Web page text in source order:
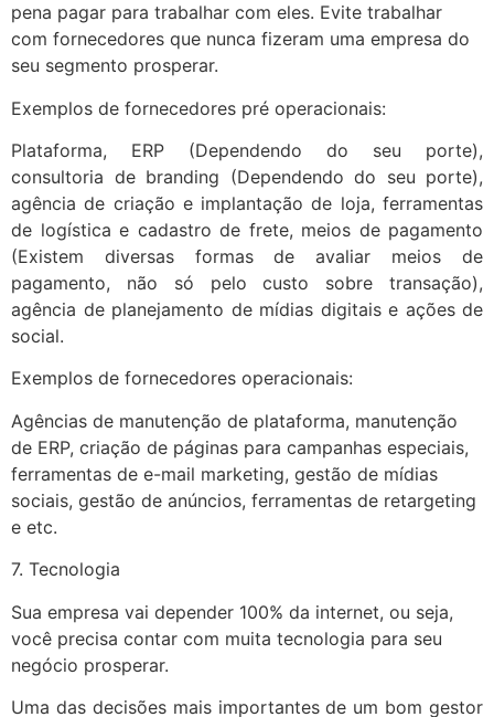
pena pagar para trabalhar com eles. Evite trabalhar
com fornecedores que nunca fizeram uma empresa do
seu segmento prosperar.
Exemplos de fornecedores pré operacionais:
Plataforma, ERP (Dependendo do seu porte),
consultoria de branding (Dependendo do seu porte),
agência de criação e implantação de loja, ferramentas
de logística e cadastro de frete, meios de pagamento
(Existem diversas formas de avaliar meios de
pagamento, não só pelo custo sobre transação),
agência de planejamento de mídias digitais e ações de
social.
Exemplos de fornecedores operacionais:
Agências de manutenção de plataforma, manutenção
de ERP, criação de páginas para campanhas especiais,
ferramentas de e-mail marketing, gestão de mídias
sociais, gestão de anúncios, ferramentas de retargeting
e etc.
7. Tecnologia
Sua empresa vai depender 100% da internet, ou seja,
você precisa contar com muita tecnologia para seu
negócio prosperar.
Uma das decisões mais importantes de um bom gestor